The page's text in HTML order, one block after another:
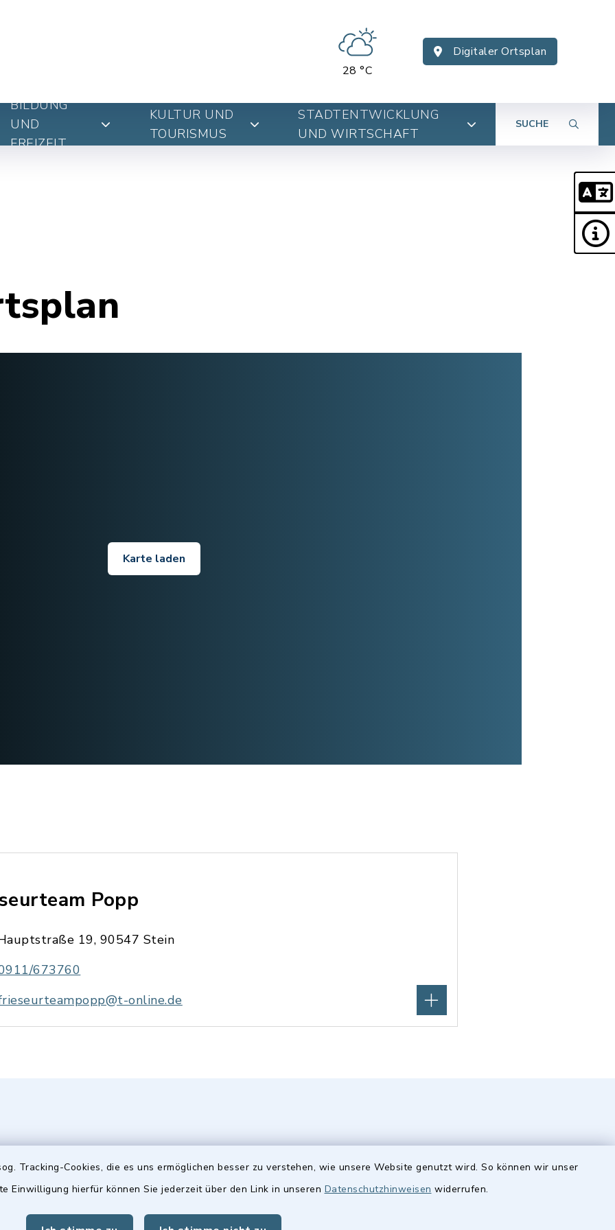
Tracking-Cookies, die es uns ermöglichen besser zu verstehen, wie unsere Website genutzt wird. So können wir unser
Einwilligung hierfür können Sie jederzeit über den Link in unseren Datenschutzhinweisen widerrufen.
28 °C
Digitaler Ortsplan
BILDUNG
UND
FREIZEIT
KULTUR UND
TOURISMUS
STADTENTWICKLUNG
UND WIRTSCHAFT
SUCHE
Karte laden
Popp
19, 90547 Stein
673760
online.de
Hinweis Quicklinks